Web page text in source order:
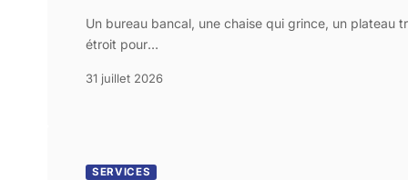
Un bureau bancal, une chaise qui grince, un plateau
étroit pour…
31 juillet 2026
SERVICES